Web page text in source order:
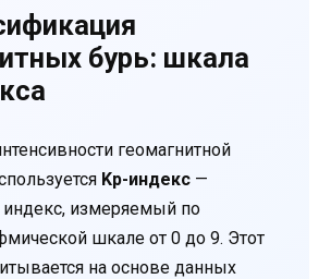
бурь: шкала
геомагнитной
Kp-индекс —
индекс, измеряемый по
шкале от 0 до 9. Этот
на основе данных